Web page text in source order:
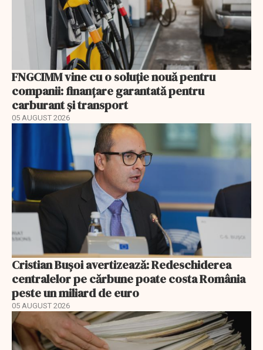
FNGCIMM vine cu o soluție nouă pentru
companii: finanțare garantată pentru
carburant și transport
05 AUGUST 2026
Cristian Bușoi avertizează: Redeschiderea
centralelor pe cărbune poate costa România
peste un miliard de euro
05 AUGUST 2026